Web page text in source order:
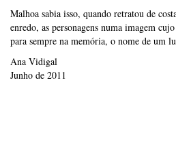
Malhoa sabia isso, quando retratou de
enredo, as personagens numa imagem
para sempre na memória, o nome de um
Ana Vidigal
Junho de 2011